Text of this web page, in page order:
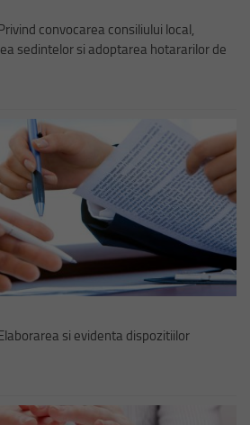
convocarea consiliului local,
sedintelor si adoptarea hotararilor de
si evidenta dispozitiilor